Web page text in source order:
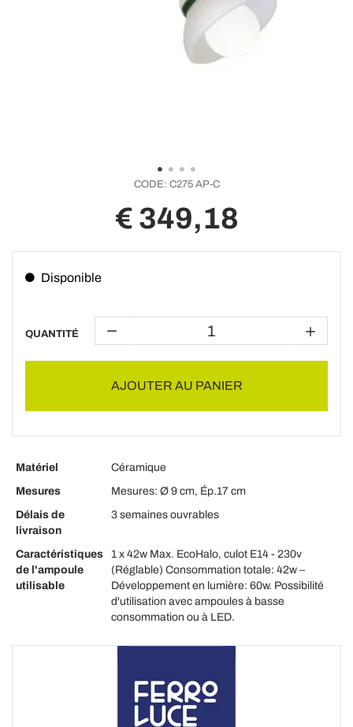
CODE: C275 AP-C
€ 349,18
Disponible
QUANTITÉ
AJOUTER AU PANIER
Matériel
Céramique
Mesures
Mesures: Ø 9 cm, Ép.17 cm
Délais de
livraison
3 semaines ouvrables
Caractéristiques
de l'ampoule
utilisable
1 x 42w Max. EcoHalo, culot E14 - 230v
(Réglable) Consommation totale: 42w –
Développement en lumière: 60w. Possibilité
d'utilisation avec ampoules à basse
consommation ou à LED.